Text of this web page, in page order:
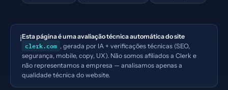
ℹ️Esta página é uma avaliação técnica automática do site
clerk.com , gerada por IA + verificações técnicas (SEO,
segurança, mobile, copy, UX). Não somos afiliados a Clerk e
não representamos a empresa — analisamos apenas a
qualidade técnica do website.